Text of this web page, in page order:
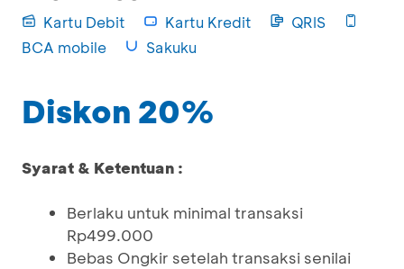
Kartu Debit Kartu Kredit
QRIS
BCA mobile
Sakuku
Diskon 20%
Syarat & Ketentuan :
Berlaku untuk minimal transaksi
Rp499.000
Bebas Ongkir setelah transaksi senilai